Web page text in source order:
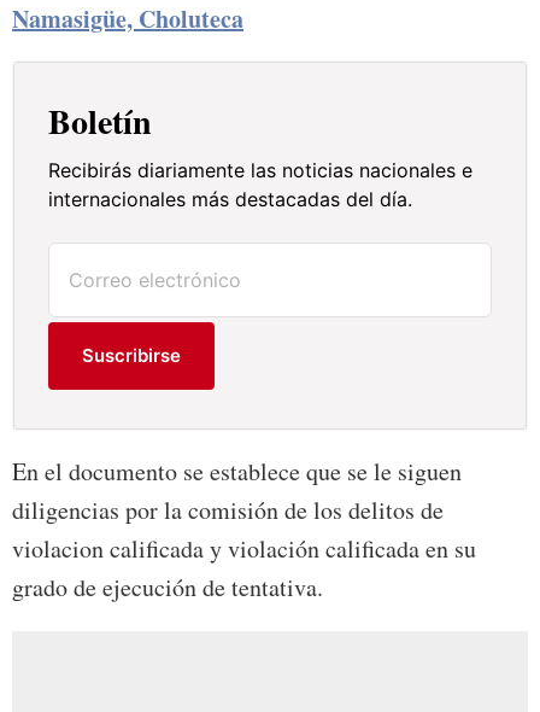
Namasigüe, Choluteca
Boletín
Recibirás diariamente las noticias nacionales e
internacionales más destacadas del día.
Suscribirse
En el documento se establece que se le siguen
diligencias por la comisión de los delitos de
violacion calificada y violación calificada en su
grado de ejecución de tentativa.